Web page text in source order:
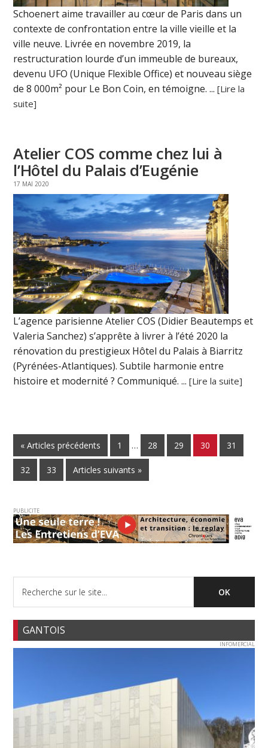
Schoenert aime travailler au cœur de Paris dans un
contexte de confrontation entre la ville vieille et la
ville neuve. Livrée en novembre 2019, la
restructuration lourde d’un immeuble de bureaux,
devenu UFO (Unique Flexible Office) et nouveau siège
de 8 000m² pour Le Bon Coin, en témoigne. ...[Lire la
suite]
Atelier COS comme chez lui à
l’Hôtel du Palais d’Eugénie
17 MAI 2020
L’agence parisienne Atelier COS (Didier Beautemps et
Valeria Sanchez) s’apprête à livrer à l’été 2020 la
rénovation du prestigieux Hôtel du Palais à Biarritz
(Pyrénées-Atlantiques). Subtile harmonie entre
histoire et modernité ? Communiqué. ...[Lire la suite]
« Articles précédents 1 … 28 29 30 31
32 33 Articles suivants »
PUBLICITE
GANTOIS
INFOMERCIAL